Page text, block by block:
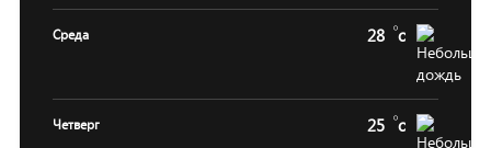
Среда 28 c
Четверг 25 c